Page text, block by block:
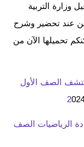
الترم الثاني 2023 من قِبل وزارة التربية
عند تحضير وشرح
تحميلها الآن من
الصف الأول
الرياضيات الصف